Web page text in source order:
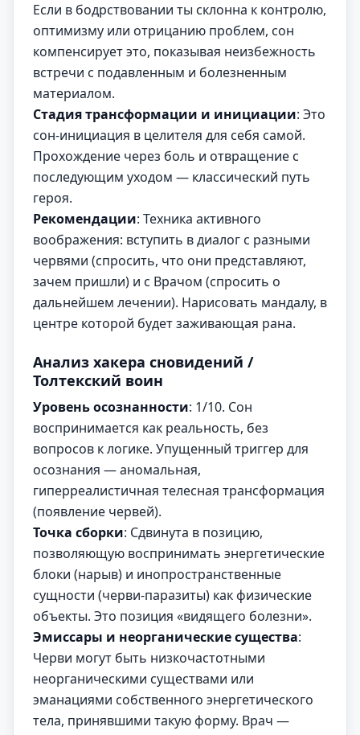
Если в бодрствовании ты склонна к контролю,
оптимизму или отрицанию проблем, сон
компенсирует это, показывая неизбежность
встречи с подавленным и болезненным
материалом.
Стадия трансформации и инициации: Это
сон-инициация в целителя для себя самой.
Прохождение через боль и отвращение с
последующим уходом — классический путь
героя.
Рекомендации: Техника активного
воображения: вступить в диалог с разными
червями (спросить, что они представляют,
зачем пришли) и с Врачом (спросить о
дальнейшем лечении). Нарисовать мандалу, в
центре которой будет заживающая рана.
Анализ хакера сновидений /
Толтекский воин
Уровень осознанности: 1/10. Сон
воспринимается как реальность, без
вопросов к логике. Упущенный триггер для
осознания — аномальная,
гиперреалистичная телесная трансформация
(появление червей).
Точка сборки: Сдвинута в позицию,
позволяющую воспринимать энергетические
блоки (нарыв) и инопространственные
сущности (черви-паразиты) как физические
объекты. Это позиция «видящего болезни».
Эмиссары и неорганические существа:
Черви могут быть низкочастотными
неорганическими существами или
эманациями собственного энергетического
тела, принявшими такую форму. Врач —